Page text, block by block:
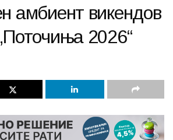
амбиент викендов
2026“